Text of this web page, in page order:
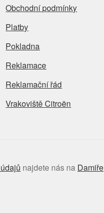
Obchodní podmínky
Platby
Pokladna
Reklamace
Reklamační řád
Vrakoviště Citroën
najdete nás na Damiře